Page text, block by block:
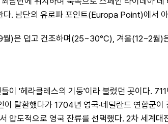
다. 남단의 유로파 포인트(Europa Point)에서
)은 덥고 건조하며(25~30°C), 겨울(12~2월)
이 '헤라클레스의 기둥'이라 불렀던 곳이다.
탈환했다가 1704년 영국·네덜란드 연합군
압도적으로 영국 잔류를 선택했다. 2차 세계대